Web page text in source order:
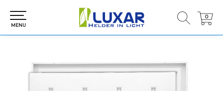
0
0
MENU